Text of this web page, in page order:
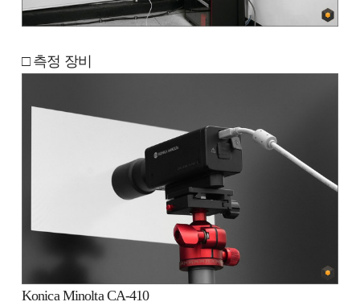
□ 측정 장비
Konica Minolta CA-410